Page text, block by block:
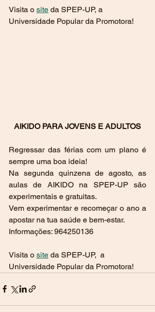
Visita o site da SPEP-UP, a
Universidade Popular da Promotora!
AIKIDO PARA JOVENS E ADULTOS
Regressar das férias com um plano é
sempre uma boa ideia!
Na segunda quinzena de agosto, as
aulas de AIKIDO na SPEP-UP são
experimentais e gratuitas.
Vem experimentar e recomeçar o ano a
apostar na tua saúde e bem-estar.
Informações: 964250136
Visita o site da SPEP-UP,  a
Universidade Popular da Promotora!